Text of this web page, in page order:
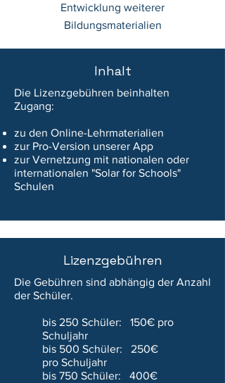
Entwicklung weiterer
Bildungsmaterialien
Inhalt
Die Lizenzgebühren beinhalten
Zugang:
zu den Online-Lehrmaterialien
zur Pro-Version unserer App
zur Vernetzung mit nationalen oder
internationalen "Solar for Schools"
Schulen
Lizenzgebühren
Die Gebühren sind abhängig der Anzahl
der Schüler.
bis 250 Schüler: 150€ pro
Schuljahr
bis 500 Schüler: 250€
pro Schuljahr
bis 750 Schüler: 400€